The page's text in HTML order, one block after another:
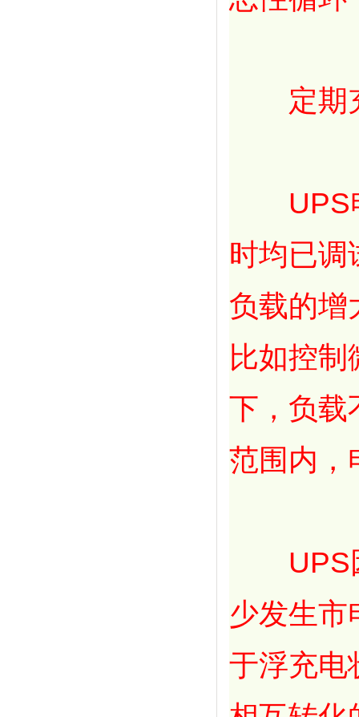
定期
UPS电
时均已调
负载的增
比如控制
下，负载
范围内，
UPS因
少发生市
于浮充电